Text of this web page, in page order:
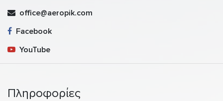
office@aeropik.com
Facebook
YouTube
Πληροφορίες